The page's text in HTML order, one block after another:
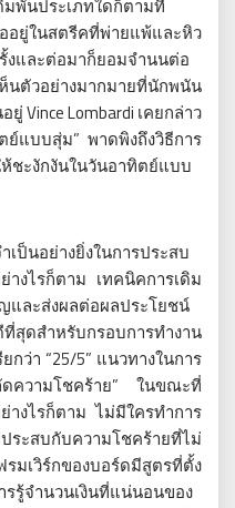
พันประเภทใดก็ตามที่
อยู่ในสตรีคที่พ่ายแพ้และหิว
งและต่อมาก็ยอมจำนนต่อ
นตัวอย่างมากมายที่นักพนัน
Vince Lombardi เคยกล่าว
ย์แบบสุ่ม” พาดพิงถึงวิธีการ
ชะงักงันในวันอาทิตย์แบบ
เป็นอย่างยิ่งในการประสบ
างไรก็ตาม เทคนิคการเดิม
ละส่งผลต่อผลประโยชน์
ดสำหรับกรอบการทำงาน
ว่า “25/5” แนวทางในการ
ความโชคร้าย” ในขณะที่
างไรก็ตาม ไม่มีใครทำการ
ระสบกับความโชคร้ายที่ไม่
วิร์กของบอร์ดมีสูตรที่ตั้ง
รู้จำนวนเงินที่แน่นอนของ